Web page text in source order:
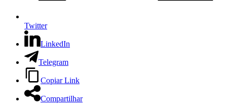
Twitter
LinkedIn
Telegram
Copiar Link
Compartilhar